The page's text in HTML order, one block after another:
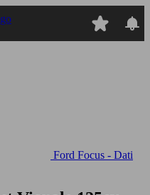
Ford Focus - Dati